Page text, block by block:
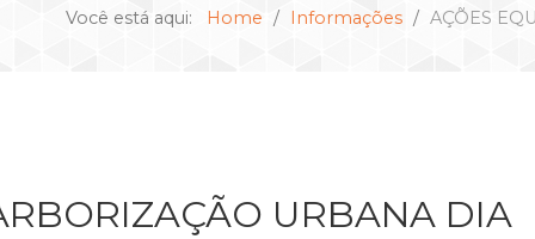
Você está aqui: Home Informações AÇÕES
URBANA DIA